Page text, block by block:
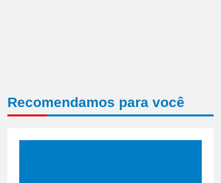
Recomendamos para você